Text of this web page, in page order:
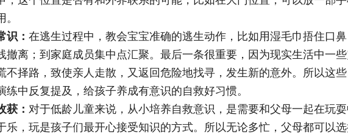
。
识： 在逃生过程中，教会宝宝准确的逃生动作，比如用湿毛巾捂住口
撤离；到家庭成员集中点汇聚。最后一条很重要，因为现实生活中一
不择路，致使亲人走散，又返回危险地找寻，发生新的意外。所以这
练中反复提及，给孩子养成有意识的自救好习惯。
获： 对于低龄儿童来说，从小培养自救意识，是需要和父母一起在玩
乐，玩是孩子们最开心接受知识的方式。所以无论多忙，父母都可以